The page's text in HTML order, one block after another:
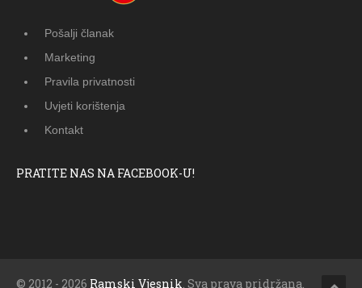
Pošalji članak
Marketing
Pravila privatnosti
Uvjeti korištenja
Kontakt
PRATITE NAS NA FACEBOOK-U!
© 2012 - 2026 Ramski Vjesnik . Sva prava pridržana.